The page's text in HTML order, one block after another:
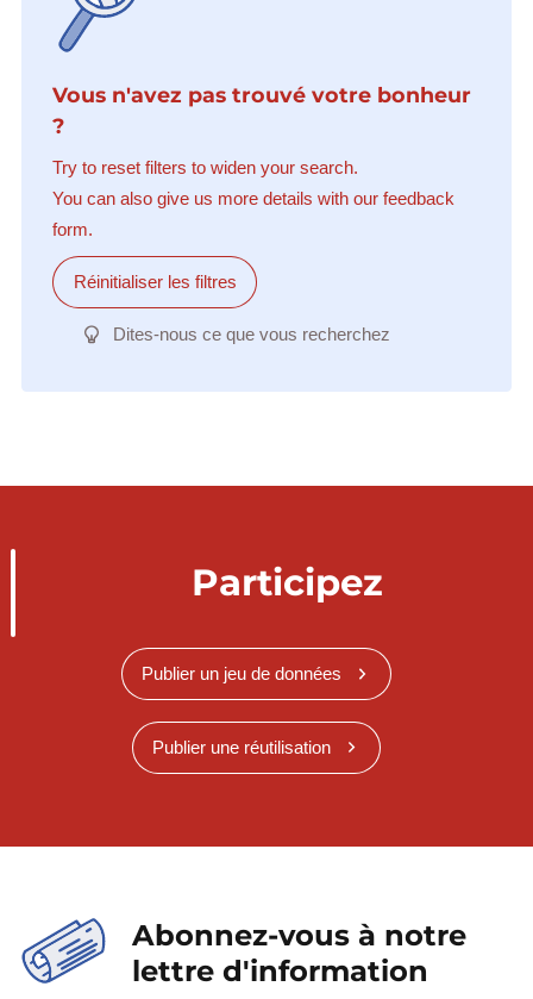
Vous n'avez pas trouvé votre bonheur
?
Try to reset filters to widen your search.
You can also give us more details with our feedback
form.
Réinitialiser les filtres
Dites-nous ce que vous recherchez
Participez
Publier un jeu de données
Publier une réutilisation
Abonnez-vous à notre
lettre d'information